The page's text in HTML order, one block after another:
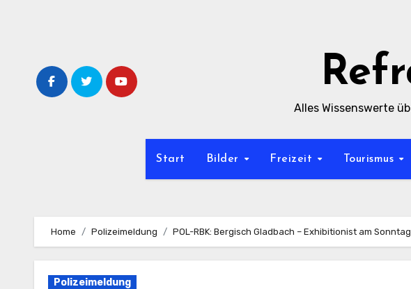
Alles Wissenswerte
Start Bilder Freizeit Tourismus
Home Polizeimeldung POL-RBK: Bergisch Gladbach – Exhibitionist am
Polizeimeldung